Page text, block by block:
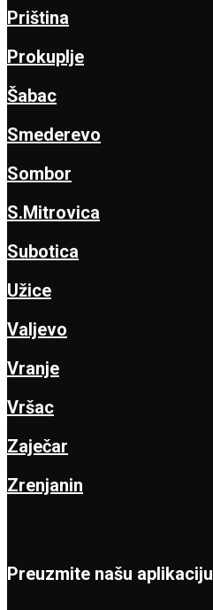
Priština
Prokuplje
Šabac
Smederevo
Sombor
S.Mitrovica
Subotica
Užice
Valjevo
Vranje
Vršac
Zaječar
Zrenjanin
Preuzmite našu aplikaciju